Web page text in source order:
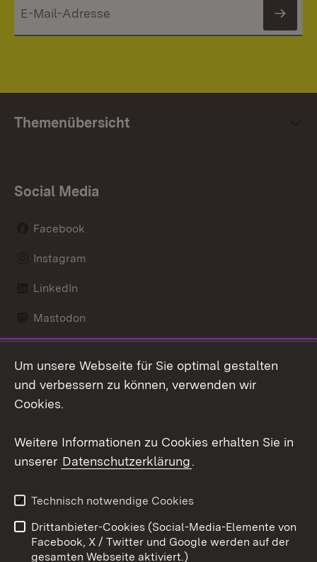
Themenübersicht
Social Media
Facebook
Instagram
LinkedIn
Mastodon
X / Twitter
Youtube
Kontakt
Datenschutz
Barrierefreiheit
Impressum Cookies
Um unsere Webseite für Sie optimal gestalten
und verbessern zu können, verwenden wir
Cookies.
Weitere Informationen zu Cookies erhalten Sie in
unserer Datenschutzerklärung.
Technisch notwendige Cookies
Drittanbieter-Cookies (Social-Media-Elemente von
Facebook, X / Twitter und Google werden auf der
gesamten Webseite aktiviert.)